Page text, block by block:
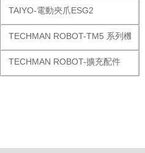
TAIYO-電動夾爪ESG2
TECHMAN ROBOT-TM5 系列機器人
TECHMAN ROBOT-擴充配件